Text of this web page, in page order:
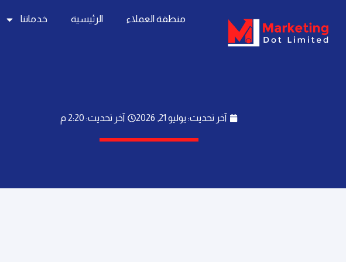
المحتوى
منطقة العملاء الرئيسية خدماتنا
آخر تحديث: يوليو 21, 2026 آخر تحديث: 2:20 م